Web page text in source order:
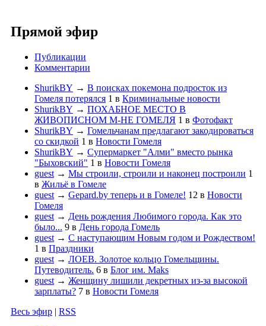
Прямой эфир
Публикации
Комментарии
ShurikBY → В поисках покемона подросток из
Гомеля потерялся 1 в Криминальные новости
ShurikBY → ПОХАБНОЕ МЕСТО В
ЖИВОПИСНОМ М-НЕ ГОМЕЛЯ 1 в Фотофакт
ShurikBY → Гомельчанам предлагают закодироваться
со скидкой 1 в Новости Гомеля
ShurikBY → Супермаркет "Алми" вместо рынка
"Быховский" 1 в Новости Гомеля
guest → Мы строили, строили и наконец построили 1
в Жильё в Гомеле
guest → Gepard.by теперь и в Гомеле! 12 в Новости
Гомеля
guest → День рождения Любимого города. Как это
было... 9 в День города Гомель
guest → С наступающим Новым годом и Рождеством!
1 в Праздники
guest → ЛОЕВ. Золотое кольцо Гомельщины.
Путеводитель. 6 в Блог им. Maks
guest → Женщину лишили декретных из-за высокой
зарплаты? 7 в Новости Гомеля
Весь эфир | RSS